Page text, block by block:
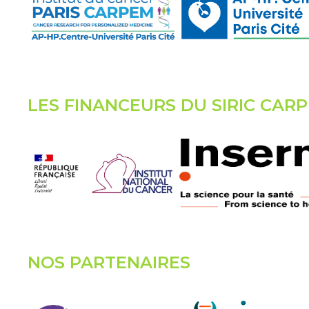
LES FINANCEURS DU SIRIC
NOS PARTENAIRES